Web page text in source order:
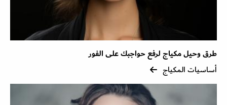
طرق وحيل مكياج لرفع حواجبك على الفور
أساسيات المكياج